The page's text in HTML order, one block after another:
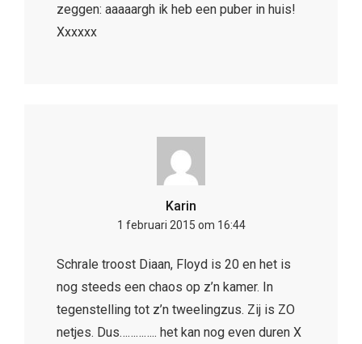
zeggen: aaaaargh ik heb een puber in huis!
Xxxxxx
Karin
1 februari 2015 om 16:44
Schrale troost Diaan, Floyd is 20 en het is
nog steeds een chaos op z’n kamer. In
tegenstelling tot z’n tweelingzus. Zij is ZO
netjes. Dus………….. het kan nog even duren X